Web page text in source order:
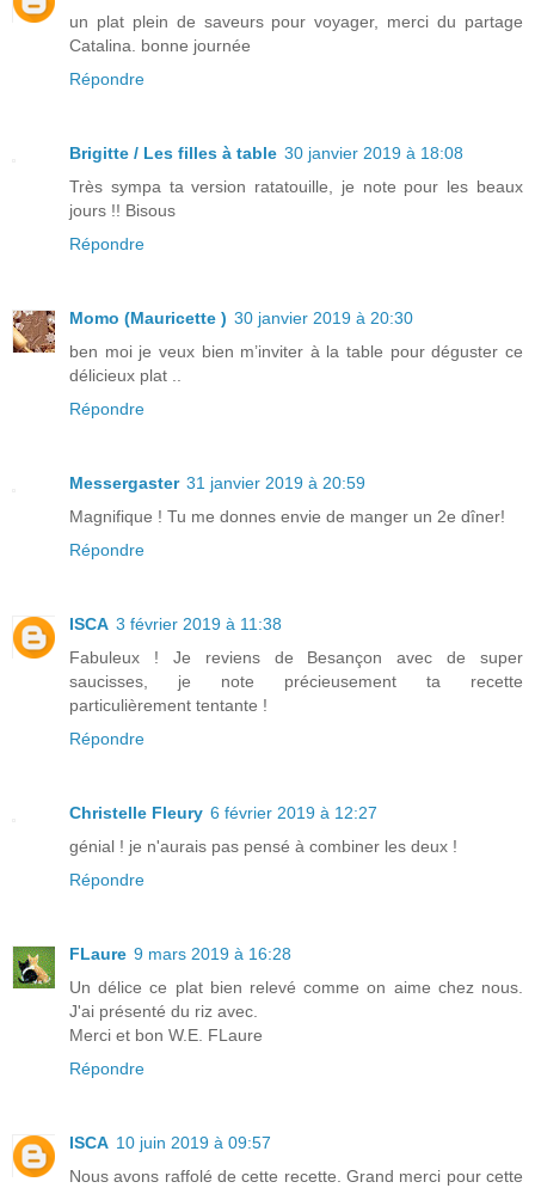
un plat plein de saveurs pour voyager, merci du partage
Catalina. bonne journée
Répondre
Brigitte / Les filles à table 30 janvier 2019 à 18:08
Très sympa ta version ratatouille, je note pour les beaux
jours !! Bisous
Répondre
Momo (Mauricette ) 30 janvier 2019 à 20:30
ben moi je veux bien m’inviter à la table pour déguster ce
délicieux plat ..
Répondre
Messergaster 31 janvier 2019 à 20:59
Magnifique ! Tu me donnes envie de manger un 2e dîner!
Répondre
ISCA 3 février 2019 à 11:38
Fabuleux ! Je reviens de Besançon avec de super
saucisses, je note précieusement ta recette
particulièrement tentante !
Répondre
Christelle Fleury 6 février 2019 à 12:27
génial ! je n'aurais pas pensé à combiner les deux !
Répondre
FLaure 9 mars 2019 à 16:28
Un délice ce plat bien relevé comme on aime chez nous.
J'ai présenté du riz avec.
Merci et bon W.E. FLaure
Répondre
ISCA 10 juin 2019 à 09:57
Nous avons raffolé de cette recette. Grand merci pour cette